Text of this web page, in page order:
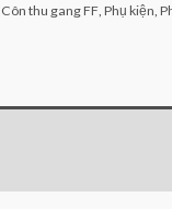
Côn thu gang FF Phụ kiện